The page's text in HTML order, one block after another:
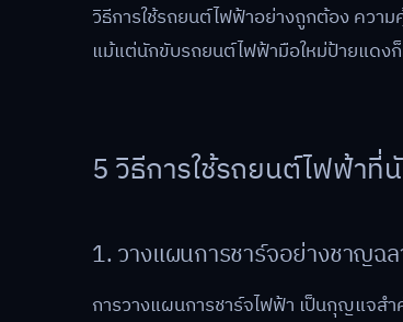
วิธีการใช้รถยนต์ไฟฟ้าอย่างถูกต้อง ควา
แม้แต่นักขับรถยนต์ไฟฟ้ามือใหม่ป้ายแดง
5 วิธีการใช้รถยนต์ไฟฟ้าที่
1. วางแผนการชาร์จอย่างชาญฉ
การวางแผนการชาร์จไฟฟ้า เป็นกุญแจส